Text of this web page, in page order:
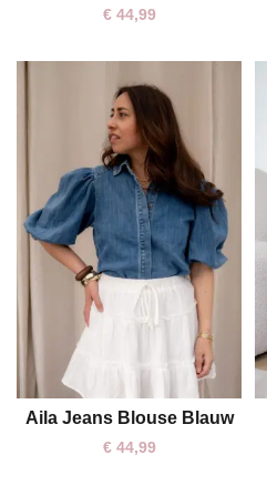
€44,99
XL XXL
Aila Jeans Blouse Blauw
€44,99